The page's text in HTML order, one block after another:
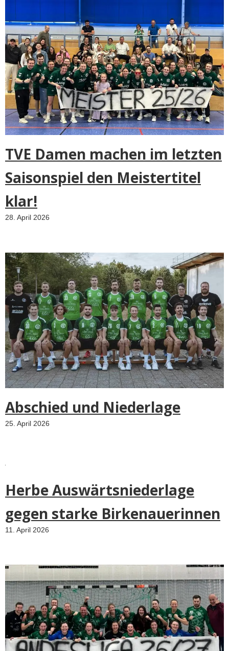
TVE Damen machen im letzten
Saisonspiel den Meistertitel
klar!
28. April 2026
Abschied und Niederlage
25. April 2026
Herbe Auswärtsniederlage
gegen starke Birkenauerinnen
11. April 2026